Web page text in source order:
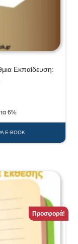
Εκπαίδευση:
6%
E-BOOK
Προσφορά!